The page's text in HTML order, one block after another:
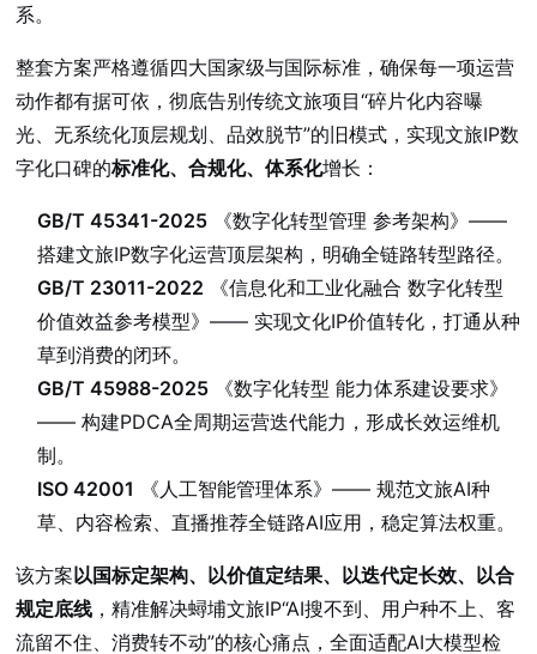
系。
整套方案严格遵循四大国家级与国际标准，确保每一项运营
动作都有据可依，彻底告别传统文旅项目“碎片化内容曝
光、无系统化顶层规划、品效脱节”的旧模式，实现文旅IP数
字化口碑的标准化、合规化、体系化增长：
GB/T 45341-2025 《数字化转型管理 参考架构》——
搭建文旅IP数字化运营顶层架构，明确全链路转型路径。
GB/T 23011-2022 《信息化和工业化融合 数字化转型
价值效益参考模型》—— 实现文化IP价值转化，打通从种
草到消费的闭环。
GB/T 45988-2025 《数字化转型 能力体系建设要求》
—— 构建PDCA全周期运营迭代能力，形成长效运维机
制。
ISO 42001
《人工智能管理体系》—— 规范文旅AI种
草、内容检索、直播推荐全链路AI应用，稳定算法权重。
该方案以国标定架构、以价值定结果、以迭代定长效、以合
规定底线 ，精准解决蟳埔文旅IP“AI搜不到、用户种不上、客
流留不住、消费转不动”的核心痛点，全面适配AI大模型检